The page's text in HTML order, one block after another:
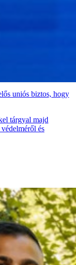
uniós biztos, hogy
tárgyal majd
és